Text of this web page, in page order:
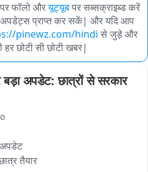
पर फॉलो औरयूट्यूबपर सब्सक्राइब्ड करें
अपडेट्स प्राप्त कर सकें| और यदि आप
pinewz.com/hindi से जुड़े और
छोटी सी छोटी खबर|
अपडेट: छात्रों से सरकार
तैयार